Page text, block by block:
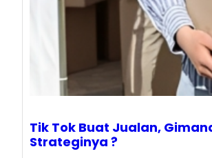
Tik Tok Buat Jualan,
Strateginya ?